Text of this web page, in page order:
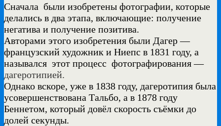
Сначала были изобретены фотографии, которые
делались в два этапа, включающие: получение
негатива и получение позитива.
Авторами этого изобретения были Дагер —
французский художник и Ниепс в 1831 году, а
назывался этот процесс фотографирования —
дагеротипией.
Однако вскоре, уже в 1838 году, дагеротипия была
усовершенствована Тальбо, а в 1878 году
Беннетом, который довёл скорость съёмки до
долей секунды.